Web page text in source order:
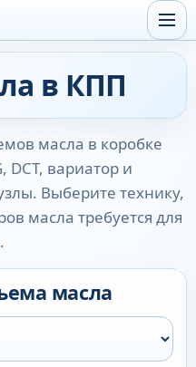
в КПП
масла в коробке
вариатор и
Выберите технику,
масла требуется для
масла